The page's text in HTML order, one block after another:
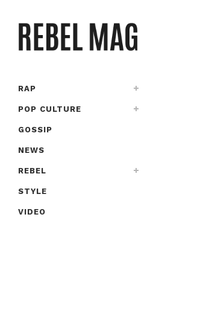
RAP
POP CULTURE
GOSSIP
NEWS
REBEL
STYLE
VIDEO